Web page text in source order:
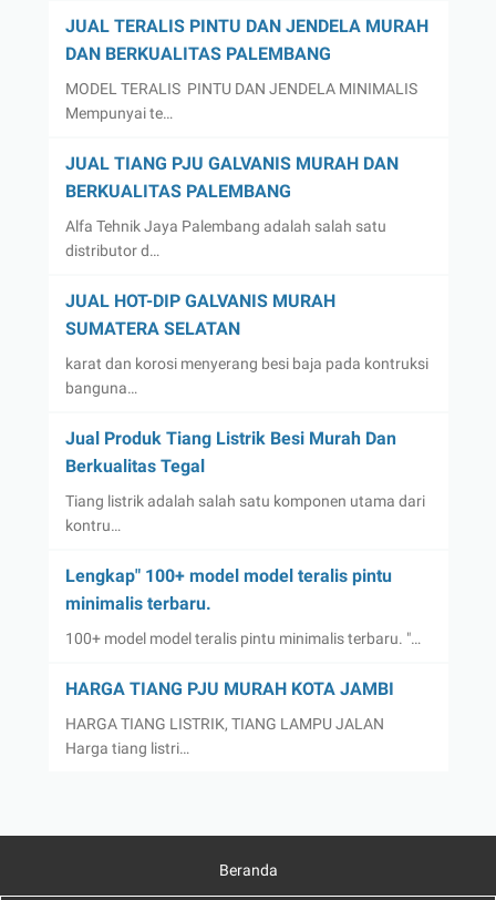
JUAL TERALIS PINTU DAN JENDELA MURAH
DAN BERKUALITAS PALEMBANG
MODEL TERALIS PINTU DAN JENDELA MINIMALIS
Mempunyai te…
JUAL TIANG PJU GALVANIS MURAH DAN
BERKUALITAS PALEMBANG
Alfa Tehnik Jaya Palembang adalah salah satu
distributor d…
JUAL HOT-DIP GALVANIS MURAH
SUMATERA SELATAN
karat dan korosi menyerang besi baja pada kontruksi
banguna…
Jual Produk Tiang Listrik Besi Murah Dan
Berkualitas Tegal
Tiang listrik adalah salah satu komponen utama dari
kontru…
Lengkap" 100+ model model teralis pintu
minimalis terbaru.
100+ model model teralis pintu minimalis terbaru. "…
HARGA TIANG PJU MURAH KOTA JAMBI
HARGA TIANG LISTRIK, TIANG LAMPU JALAN
Harga tiang listri…
Beranda